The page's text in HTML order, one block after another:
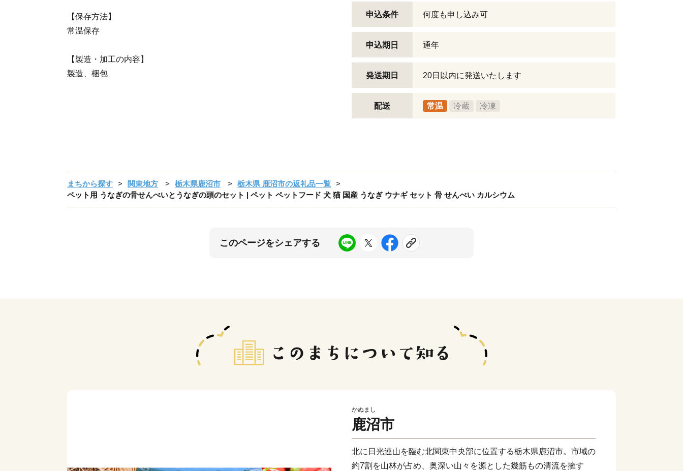
【保存方法】
常温保存
【製造・加工の内容】
製造、梱包
申込条件 何度も申し込み可
申込期日 通年
発送期日 20日以内に発送いたします
配送 常温 冷蔵 冷凍
まちから探す 関東地方 栃木県鹿沼市
栃木県 鹿沼市の返礼品一覧
ペット用 うなぎの骨せんべいとうなぎの頭のセット | ペット ペットフード 犬 猫 国産 うなぎ ウナギ セット 骨 せんべい カルシウム
このページをシェアする
かぬまし
鹿沼市
北に日光連山を臨む北関東中央部に位置する栃木県鹿沼市。市域の
約7割を山林が占め、奥深い山々を源とした幾筋もの清流を擁す